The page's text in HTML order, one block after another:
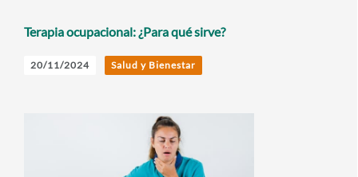
Terapia ocupacional: ¿Para qué sirve?
20/11/2024 Salud y Bienestar